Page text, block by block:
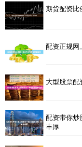
期货配资比
配资正规网
大型股票
配资带你炒
丰厚